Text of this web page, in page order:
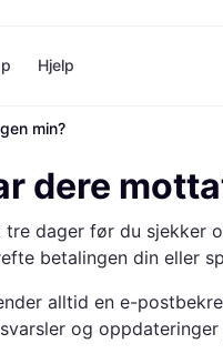
Betal nå
Betal innen 30 dager
Finansiering
Utforsk
Inviter
Booking.com
kicks.no
Norwegian
Butikkoversikt
Skjønnhet
Leker &
Hjem &
Sport &
Data
Bygg &
Hjelp
min?
dere
tre dager før du sjekker
betalingen din eller
alltid en e-
og